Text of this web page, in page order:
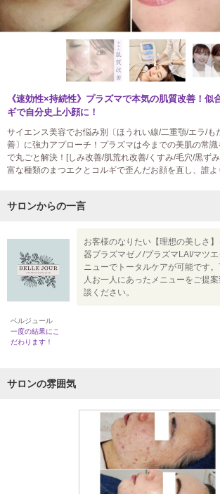
《速効性×持続性》プラズマで本気の肌質改善！似
ギで自分史上小顔に！
サイエンス美容でお悩み別〔ほうれい線/二重顎/エラ/も
善〕に強力アプローチ！プラズマは今までの美肌の常
で丸ごと解決！[しみ改善/肌荒れ改善/くすみ/毛穴/黒ず
富な種類のまつエクとコルギで歪んだお顔を直し、誰よ
サロンからの一言
ベルジュール
一度の結果にこ
だわります！
お客様のなりたい【理想の美しさ
器プラズマゼノ/プラズマLAI/マツ
ニューでトータルケアが可能です
人お一人にあったメニューをご提
談ください。
サロンの雰囲気